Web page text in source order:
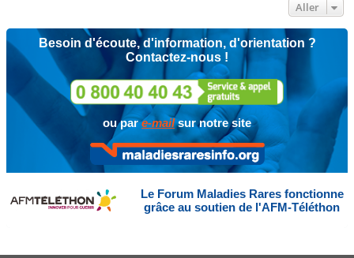
Aller
Besoin d'écoute, d'information, d'orientation ?
Contactez-nous !
ou pare-mailsur notre site
Le Forum Maladies Rares fonctionne
grâce au soutien de l'AFM-Téléthon